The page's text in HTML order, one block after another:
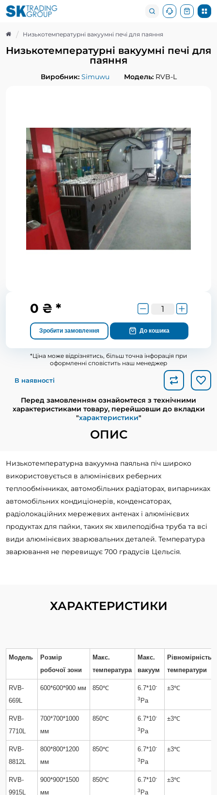
Низькотемпературні вакуумні печі для паяння
Низькотемпературні вакуумні печі для
паяння
Виробник: Simuwu Модель:RVB-L
0 ₴ *
Зробити замовлення До кошика
*Ціна може відрізнятись, більш точна інфорація при
оформленні сповістить наш менеджер
В наявності
Перед замовленням ознайомтеся з технічними
характеристиками товару, перейшовши до вкладки
"характеристики"
ОПИС
Низькотемпературна вакуумна паяльна піч широко
використовується в алюмінієвих реберних
теплообмінниках, автомобільних радіаторах, випарниках
автомобільних кондиціонерів, конденсаторах,
радіолокаційних мережевих антенах і алюмінієвих
продуктах для пайки, таких як хвилеподібна труба та всі
види алюмінієвих зварювальних деталей. Температура
зварювання не перевищує 700 градусів Цельсія.
ХАРАКТЕРИСТИКИ
Модель
Розмір
робочої зони
Макс.
температура
Макс.
вакуум
Рівномірність
температури
RVB-
669L
600*600*900 мм 850℃ 6.7*10-
3 Pa
±3℃
RVB-
7710L
700*700*1000
мм
850℃ 6.7*10-
3 Pa
±3℃
RVB-
8812L
800*800*1200
мм
850℃ 6.7*10-
3 Pa
±3℃
RVB-
9915L
900*900*1500
мм
850℃ 6.7*10-
3 Pa
±3℃